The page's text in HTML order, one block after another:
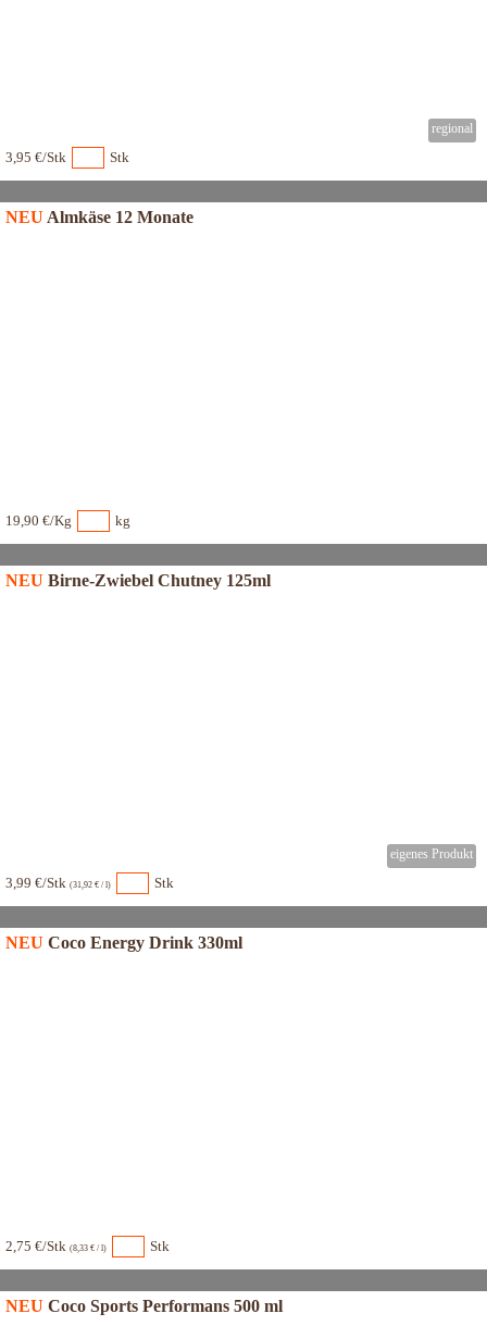
3,95 €/Stk Stk
NEU Almkäse 12 Monate
19,90 €/Kg kg
NEU Birne-Zwiebel Chutney 125ml
3,99 €/Stk (31,92 € / l) Stk
NEU Coco Energy Drink 330ml
2,75 €/Stk (8,33 € / l) Stk
NEU Coco Sports Performans 500 ml